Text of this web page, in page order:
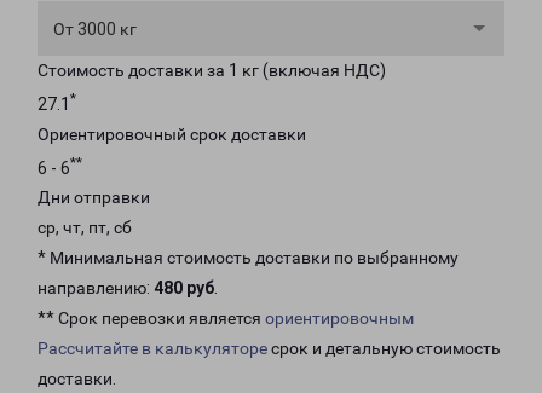
От 3000 кг
Стоимость доставки за 1 кг (включая НДС)
27.1 *
Ориентировочный срок доставки
6 - 6**
Дни отправки
ср, чт, пт, сб
* Минимальная стоимость доставки по выбранному
направлению: 480 руб.
** Срок перевозки является ориентировочным
Рассчитайте в калькуляторесрок и детальную стоимость
доставки.